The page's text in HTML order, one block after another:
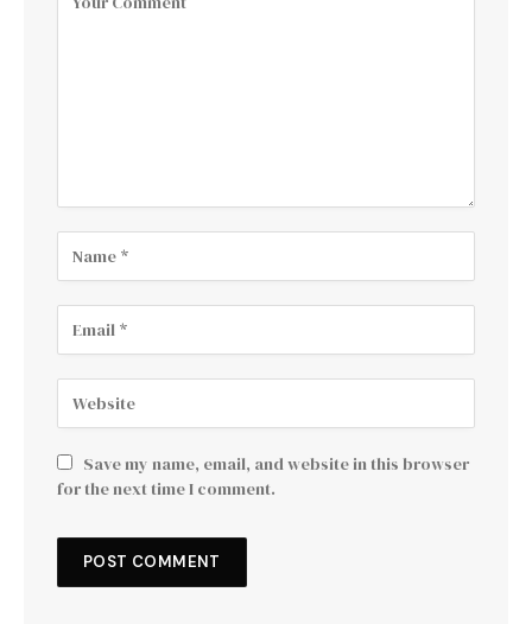
Save my name, email, and website in this browser
for the next time I comment.